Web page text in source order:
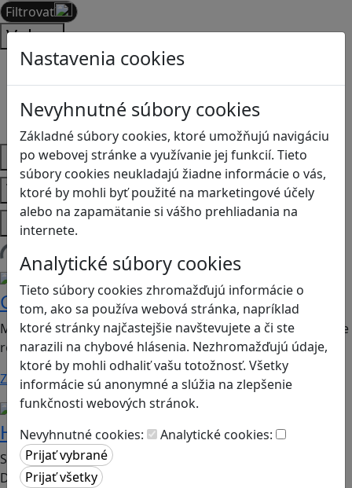
Nastavenia cookies
Nevyhnutné súbory cookies
Základné súbory cookies, ktoré umožňujú navigáciu
po webovej stránke a využívanie jej funkcií. Tieto
súbory cookies neukladajú žiadne informácie o vás,
ktoré by mohli byť použité na marketingové účely
alebo na zapamätanie si vášho prehliadania na
internete.
Analytické súbory cookies
Tieto súbory cookies zhromažďujú informácie o
tom, ako sa používa webová stránka, napríklad
ktoré stránky najčastejšie navštevujete a či ste
narazili na chybové hlásenia. Nezhromažďujú údaje,
ktoré by mohli odhaliť vašu totožnosť. Všetky
informácie sú anonymné a slúžia na zlepšenie
funkčnosti webových stránok.
Nevyhnutné cookies:
Analytické cookies:
Filtrovať
Vek
MŠ
1.stupeň ZŠ
2.stupeň ZŠ
SŠ
Predmety
Témy
Platformy
Načítam hry
Ekológia
Globálne vzdelávanie
Garbage Gobblers
Mobilná hra, v ktorej sa spolu s gobblermi naučíte správne
recyklovať!
Zistiť viac
EkológiaStrategické myslenie
House Them All!
Staňte sa zvieracím realiťákom a spoznajte ekosystém
Dunajských lužných lesov!